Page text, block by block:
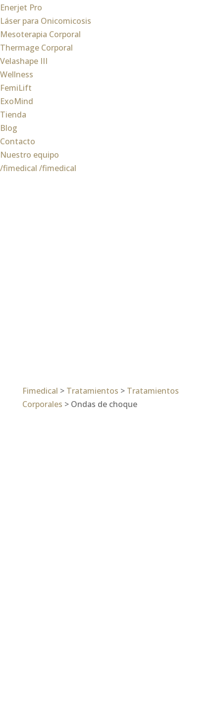
Enerjet Pro
Láser para Onicomicosis
Mesoterapia Corporal
Thermage Corporal
Velashape III
Wellness
FemiLift
ExoMind
Tienda
Blog
Contacto
Nuestro equipo
/fimedical /fimedical
Fimedical > Tratamientos > Tratamientos
Corporales > Ondas de choque